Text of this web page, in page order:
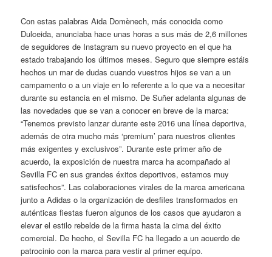
Con estas palabras Aida Domènech, más conocida como
Dulceida, anunciaba hace unas horas a sus más de 2,6 millones
de seguidores de Instagram su nuevo proyecto en el que ha
estado trabajando los últimos meses. Seguro que siempre estáis
hechos un mar de dudas cuando vuestros hijos se van a un
campamento o a un viaje en lo referente a lo que va a necesitar
durante su estancia en el mismo. De Suñer adelanta algunas de
las novedades que se van a conocer en breve de la marca:
“Tenemos previsto lanzar durante este 2016 una línea deportiva,
además de otra mucho más ‘premium’ para nuestros clientes
más exigentes y exclusivos”. Durante este primer año de
acuerdo, la exposición de nuestra marca ha acompañado al
Sevilla FC en sus grandes éxitos deportivos, estamos muy
satisfechos”. Las colaboraciones virales de la marca americana
junto a Adidas o la organización de desfiles transformados en
auténticas fiestas fueron algunos de los casos que ayudaron a
elevar el estilo rebelde de la firma hasta la cima del éxito
comercial. De hecho, el Sevilla FC ha llegado a un acuerdo de
patrocinio con la marca para vestir al primer equipo.